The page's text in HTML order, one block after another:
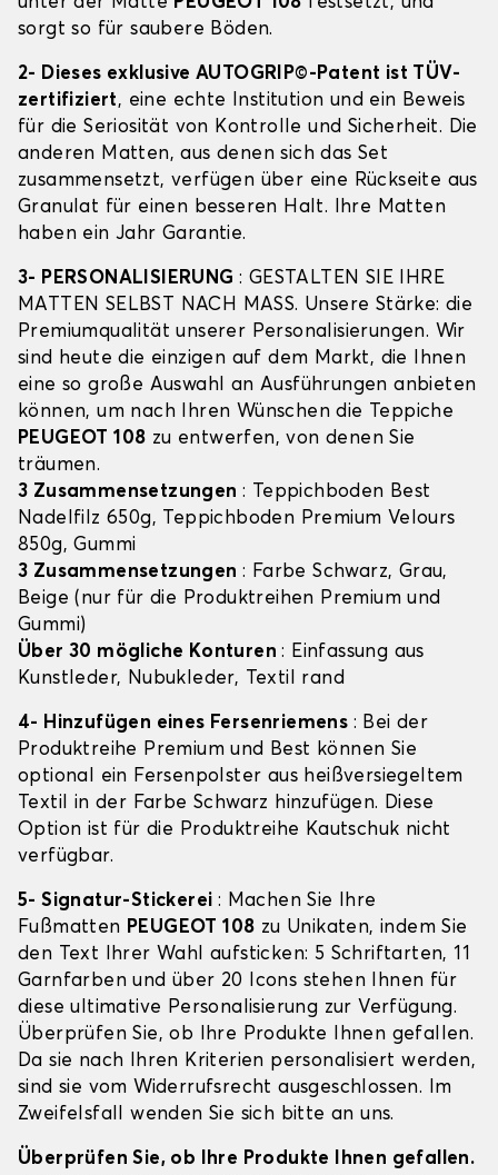
sorgt so für saubere Böden.
2- Dieses exklusive AUTOGRIP©-Patent ist TÜV-
zertifiziert, eine echte Institution und ein Beweis
für die Seriosität von Kontrolle und Sicherheit. Die
anderen Matten, aus denen sich das Set
zusammensetzt, verfügen über eine Rückseite aus
Granulat für einen besseren Halt. Ihre Matten
haben ein Jahr Garantie.
3- PERSONALISIERUNG : GESTALTEN SIE IHRE
MATTEN SELBST NACH MASS. Unsere Stärke: die
Premiumqualität unserer Personalisierungen. Wir
sind heute die einzigen auf dem Markt, die Ihnen
eine so große Auswahl an Ausführungen anbieten
können, um nach Ihren Wünschen die Teppiche
PEUGEOT 108 zu entwerfen, von denen Sie
träumen.
3 Zusammensetzungen : Teppichboden Best
Nadelfilz 650g, Teppichboden Premium Velours
850g, Gummi
3 Zusammensetzungen : Farbe Schwarz, Grau,
Beige (nur für die Produktreihen Premium und
Gummi)
Über 30 mögliche Konturen: Einfassung aus
Kunstleder, Nubukleder, Textil rand
4- Hinzufügen eines Fersenriemens : Bei der
Produktreihe Premium und Best können Sie
optional ein Fersenpolster aus heißversiegeltem
Textil in der Farbe Schwarz hinzufügen. Diese
Option ist für die Produktreihe Kautschuk nicht
verfügbar.
5- Signatur-Stickerei : Machen Sie Ihre
Fußmatten PEUGEOT 108 zu Unikaten, indem Sie
den Text Ihrer Wahl aufsticken: 5 Schriftarten, 11
Garnfarben und über 20 Icons stehen Ihnen für
diese ultimative Personalisierung zur Verfügung.
Überprüfen Sie, ob Ihre Produkte Ihnen gefallen.
Da sie nach Ihren Kriterien personalisiert werden,
sind sie vom Widerrufsrecht ausgeschlossen. Im
Zweifelsfall wenden Sie sich bitte an uns.
Überprüfen Sie, ob Ihre Produkte Ihnen gefallen.